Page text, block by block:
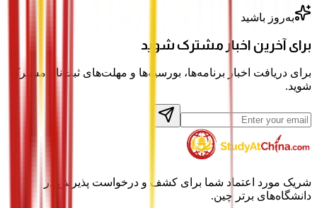
به‌روز باشید
برای آخرین اخبار مشترک شوید
برای دریافت اخبار برنامه‌ها، بورسیه‌ها و مهلت‌های ثبت‌نام مشترک
شوید.
شریک مورد اعتماد شما برای کشف و درخواست پذیرش در
دانشگاه‌های برتر چین.